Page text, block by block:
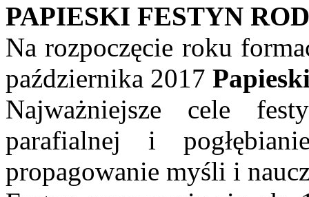
PAPIESKI FESTYN
Na rozpoczęcie roku
października 2017
Najważniejsze cele
parafialnej i
propagowanie myśli i